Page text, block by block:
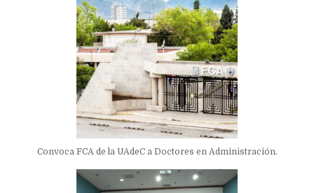
Convoca FCA de la UAdeC a Doctores en Administración.